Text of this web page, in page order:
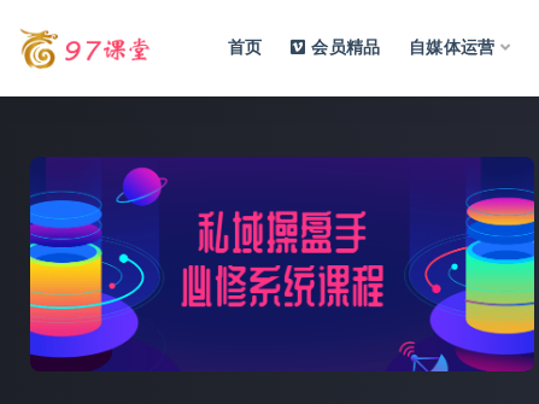
首页 会员精品 自媒体运营